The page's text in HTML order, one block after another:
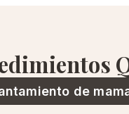
de